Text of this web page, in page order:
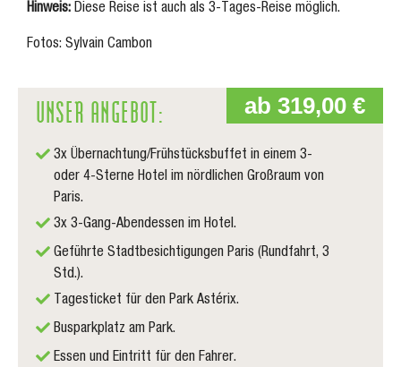
Hinweis: Diese Reise ist auch als 3-Tages-Reise möglich.
Fotos: Sylvain Cambon
ab 319,00 €
UNSER ANGEBOT:
3x Übernachtung/Frühstücksbuffet in einem 3-
oder 4-Sterne Hotel im nördlichen Großraum von
Paris.
3x 3-Gang-Abendessen im Hotel.
Geführte Stadtbesichtigungen Paris (Rundfahrt, 3
Std.).
Tagesticket für den Park Astérix.
Busparkplatz am Park.
Essen und Eintritt für den Fahrer.